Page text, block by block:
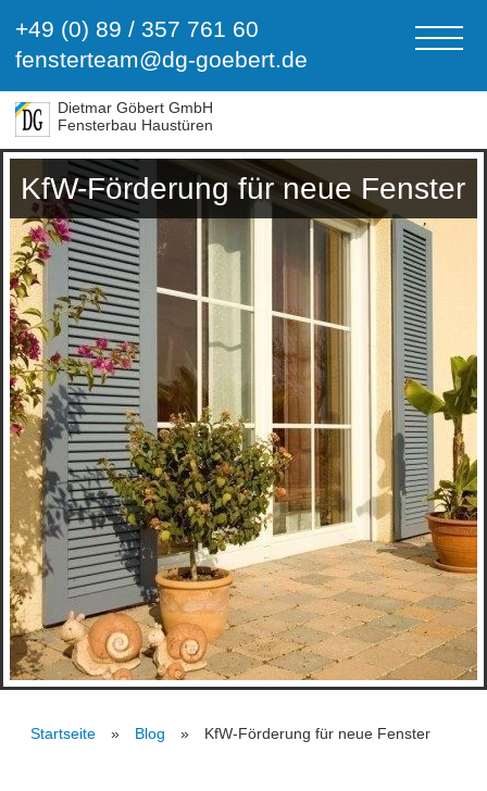
+49 (0) 89 / 357 761 60
fensterteam@dg-goebert.de
Dietmar Göbert GmbH
Fensterbau Haustüren
KfW-Förderung für neue Fenster
Startseite Blog KfW-Förderung für neue Fenster